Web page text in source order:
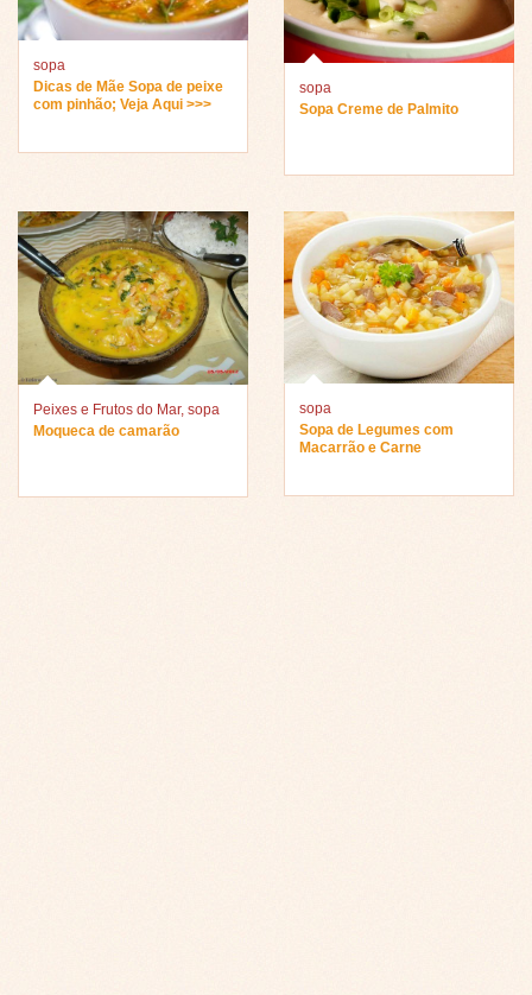
sopa
Dicas de Mãe Sopa de peixe
com pinhão; Veja Aqui >>>
sopa
Sopa Creme de Palmito
Peixes e Frutos do Mar, sopa
Moqueca de camarão
sopa
Sopa de Legumes com
Macarrão e Carne